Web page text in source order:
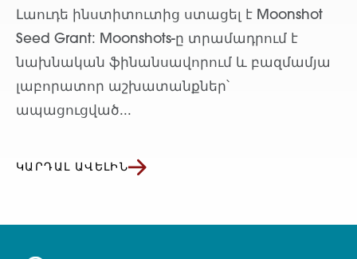
Լաուդե ինստիտուտից ստացել է Moonshot
Seed Grant: Moonshots-ը տրամադրում է
նախնական ֆինանսավորում և բազմամյա
լաբորատոր աշխատանքներ՝
ապացուցված...
ԿԱՐԴԱԼ ԱՎԵԼԻՆ